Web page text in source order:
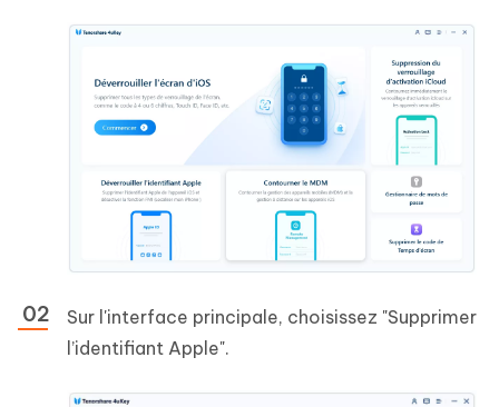
Sur l'interface principale, choisissez "Supprimer
l’identifiant Apple".